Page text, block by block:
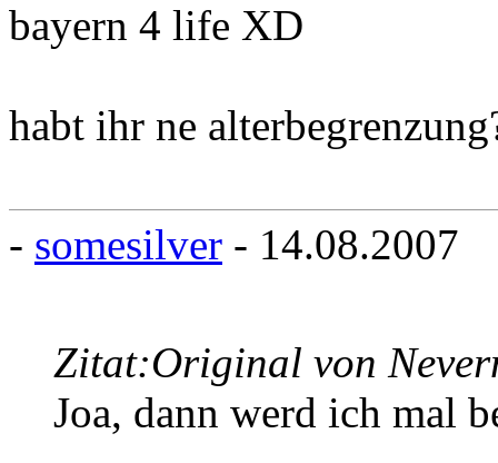
bayern 4 life XD
habt ihr ne
- somesilver - 14.08.2007
Zitat:Original von
Joa, dann werd ich mal